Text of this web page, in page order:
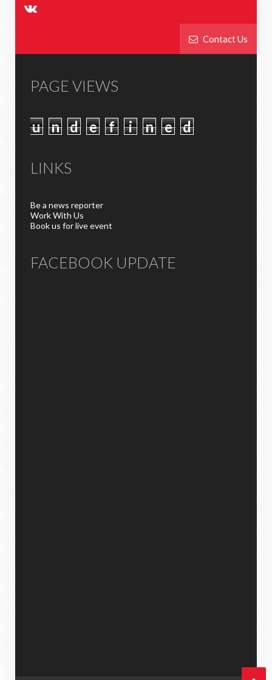
Contact Us
PAGE VIEWS
u n d e f i n e d
LINKS
Be a news reporter
Work With Us
Book us for live event
FACEBOOK UPDATE